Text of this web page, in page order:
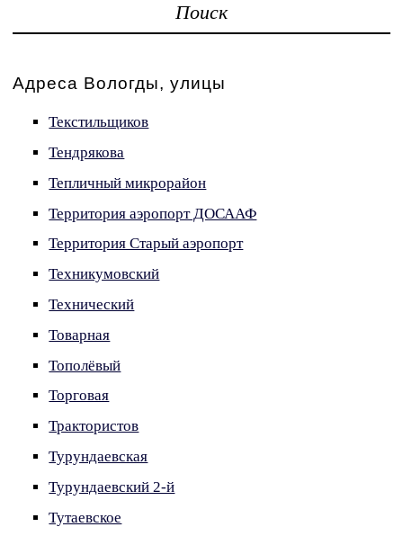
Поиск
Адреса Вологды, улицы
Текстильщиков
Тендрякова
Тепличный микрорайон
Территория аэропорт ДОСААФ
Территория Старый аэропорт
Техникумовский
Технический
Товарная
Тополёвый
Торговая
Трактористов
Турундаевская
Турундаевский 2-й
Тутаевское